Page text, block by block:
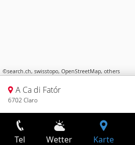
©search.ch, swisstopo, OpenStreetMap, others
A Ca di Fatór
6702 Claro
Tel Wetter Karte